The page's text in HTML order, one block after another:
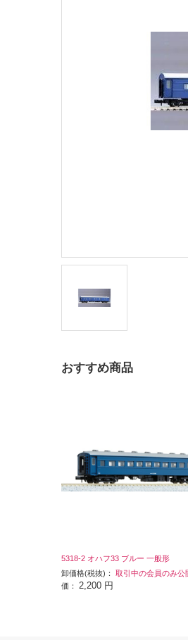
おすすめ商品
5318-2 オハフ33 ブルー 一般形
卸価格(税抜)： 取引中の会員のみ公
価： 2,200 円